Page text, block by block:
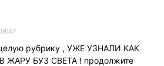
целую рубрику , УЖЕ УЗНАЛИ КАК
ЖАРУ БУЗ СВЕТА ! продолжите